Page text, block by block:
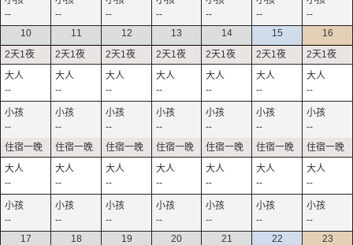
-- -- -- -- -- --
--
10
--
--
--
--
11
--
--
--
--
12
--
--
--
--
13
--
--
--
--
14
--
--
--
--
15
--
--
--
--
16
--
--
--
--
17
18 19 20 21 22 23